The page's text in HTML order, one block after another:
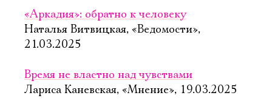
«Аркадия»: обратно к человеку
Наталья Витвицкая, «Ведомости»,
21.03.2025
Время не властно над чувствами
Лариса Каневская, «Мнение», 19.03.2025